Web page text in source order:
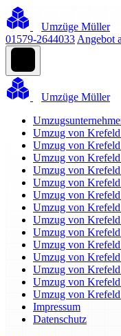
Umzüge Müller
01579-2644033 Angebot
Umzüge Müller
Umzug von
Umzug von
Umzug von
Umzug von
Umzug von
Umzug von
Umzug von
Umzug von
Umzug von
Umzug von Krefeld
Umzug von
Umzug von
Umzug von
Umzug von Krefeld
Impressum
Datenschutz